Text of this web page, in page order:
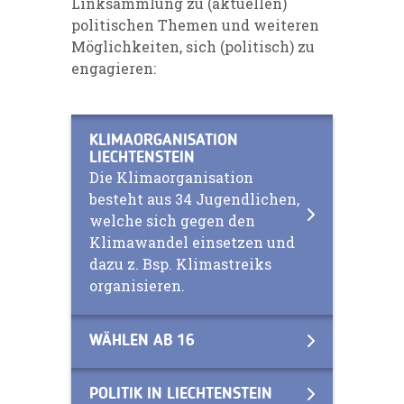
politischen Themen und weiteren
Möglichkeiten, sich (politisch) zu
engagieren:
KLIMAORGANISATION
LIECHTENSTEIN
Die Klimaorganisation
besteht aus 34 Jugendlichen,
welche sich gegen den
Klimawandel einsetzen und
dazu z. Bsp. Klimastreiks
organisieren.
WÄHLEN AB 16
POLITIK IN LIECHTENSTEIN